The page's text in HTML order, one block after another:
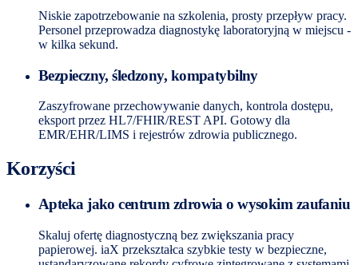
Niskie zapotrzebowanie na szkolenia, prosty przepływ pracy.
Personel przeprowadza diagnostykę laboratoryjną w miejscu -
w kilka sekund.
Bezpieczny, śledzony, kompatybilny
Zaszyfrowane przechowywanie danych, kontrola dostępu,
eksport przez HL7/FHIR/REST API. Gotowy dla
EMR/EHR/LIMS i rejestrów zdrowia publicznego.
Korzyści
Apteka jako centrum zdrowia o wysokim zaufaniu
Skaluj ofertę diagnostyczną bez zwiększania pracy
papierowej. iaX przekształca szybkie testy w bezpieczne,